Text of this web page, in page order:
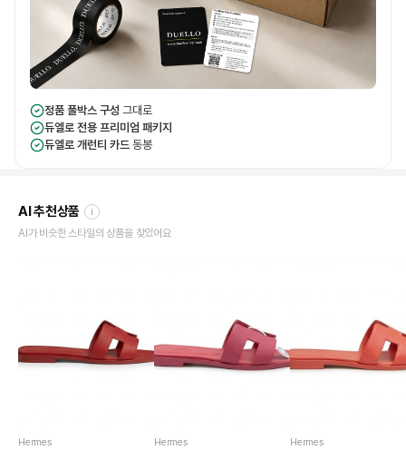
정품 풀박스 구성 그대로
듀엘로 전용 프리미엄 패키지
듀엘로 개런티 카드 동봉
AI 추천상품 i
AI가 비슷한 스타일의 상품을 찾았어요
Hermes Hermes Hermes